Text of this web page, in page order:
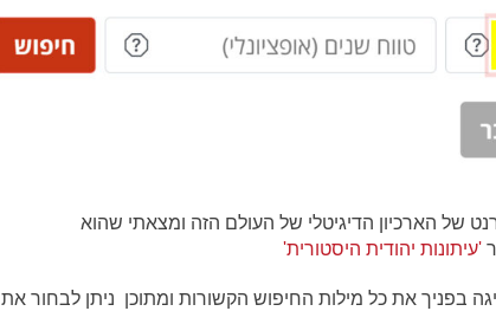
של הארכיון הדיגיטלי של העולם הזה ומצאתי שהוא
'עיתונות יהודית היסטורית'
את כל מילות החיפוש הקשורות ומתוכן ניתן לבחור את